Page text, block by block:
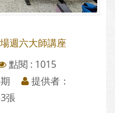
週六大師講座
點閱 : 1015
提供者：
張